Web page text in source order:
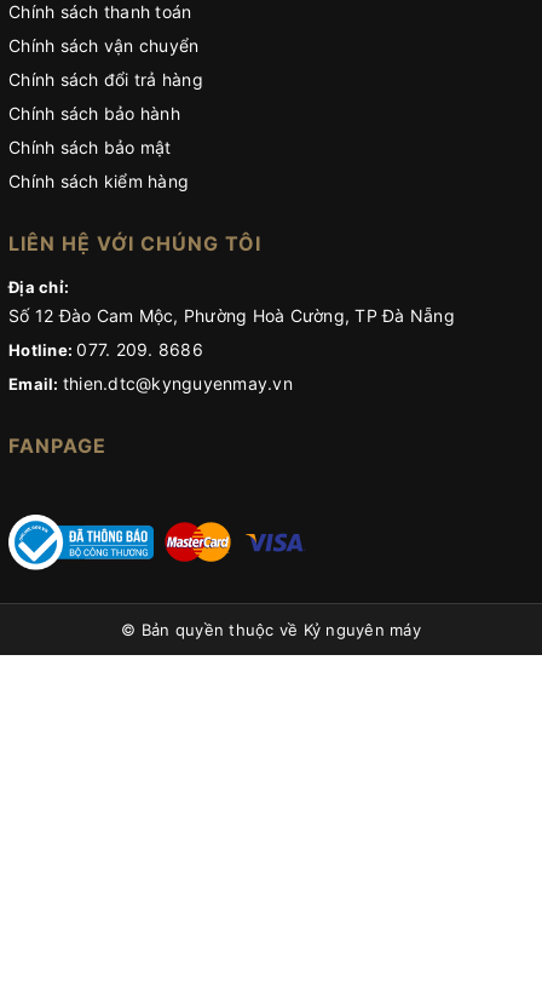
Chính sách thanh toán
Chính sách vận chuyển
Chính sách đổi trả hàng
Chính sách bảo hành
Chính sách bảo mật
Chính sách kiểm hàng
LIÊN HỆ VỚI CHÚNG TÔI
Địa chỉ:
Số 12 Đào Cam Mộc, Phường Hoà Cường, TP Đà Nẵng
Hotline:077. 209. 8686
Email: thien.dtc@kynguyenmay.vn
FANPAGE
© Bản quyền thuộc về Kỷ nguyên máy